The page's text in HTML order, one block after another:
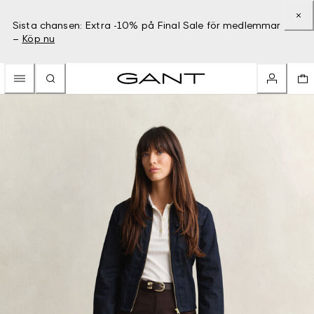
Sista chansen: Extra -10% på Final Sale för medlemmar
– Köp nu